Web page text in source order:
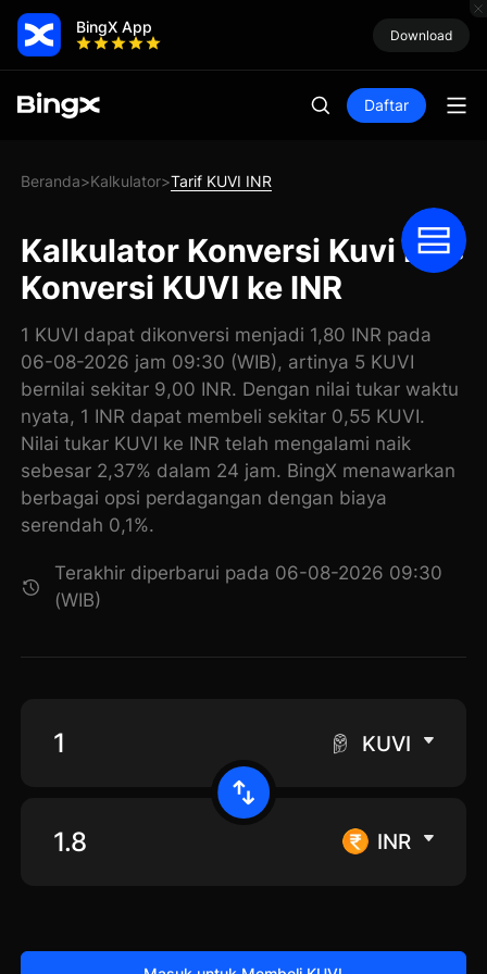
BingX App Download
Daftar
Beranda>Kalkulator>Tarif KUVI INR
Kalkulator Konversi Kuvi INR:
Konversi KUVI ke INR
1 KUVI dapat dikonversi menjadi 1,80 INR pada
06-08-2026 jam 09:30 (WIB), artinya 5 KUVI
bernilai sekitar 9,00 INR. Dengan nilai tukar waktu
nyata, 1 INR dapat membeli sekitar 0,55 KUVI.
Nilai tukar KUVI ke INR telah mengalami naik
sebesar 2,37% dalam 24 jam. BingX menawarkan
berbagai opsi perdagangan dengan biaya
serendah 0,1%.
Terakhir diperbarui pada 06-08-2026 09:30
(WIB)
KUVI
INR